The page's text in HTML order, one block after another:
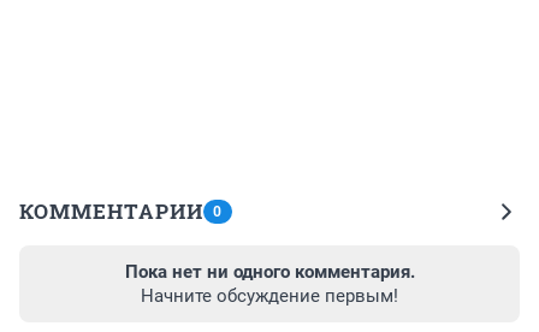
КОММЕНТАРИИ 0
Пока нет ни одного комментария.
Начните обсуждение первым!